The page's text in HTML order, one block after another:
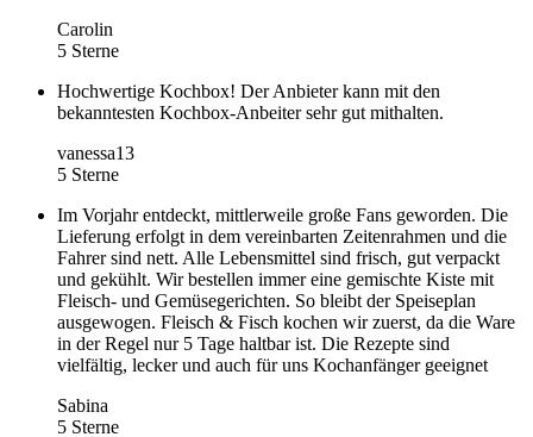
Carolin
5 Sterne
Hochwertige Kochbox! Der Anbieter kann mit den
bekanntesten Kochbox-Anbeiter sehr gut mithalten.
vanessa13
5 Sterne
Im Vorjahr entdeckt, mittlerweile große Fans geworden. Die
Lieferung erfolgt in dem vereinbarten Zeitenrahmen und die
Fahrer sind nett. Alle Lebensmittel sind frisch, gut verpackt
und gekühlt. Wir bestellen immer eine gemischte Kiste mit
Fleisch- und Gemüsegerichten. So bleibt der Speiseplan
ausgewogen. Fleisch & Fisch kochen wir zuerst, da die Ware
in der Regel nur 5 Tage haltbar ist. Die Rezepte sind
vielfältig, lecker und auch für uns Kochanfänger geeignet
Sabina
5 Sterne